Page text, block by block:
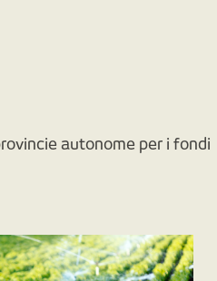
autonome per i fondi